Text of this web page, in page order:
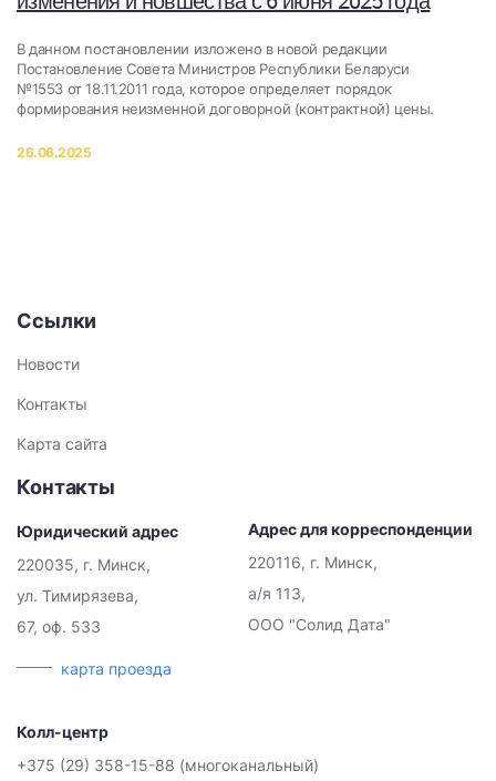
В данном постановлении изложено в новой редакции
Постановление Совета Министров Республики Беларуси
№1553 от 18.11.2011 года, которое определяет порядок
формирования неизменной договорной (контрактной) цены.
26.06.2025
Ссылки
Новости
Контакты
Карта сайта
Контакты
Юридический адрес
220035, г. Минск,
ул. Тимирязева,
67, оф. 533
карта проезда
Адрес для корреспонденции
220116, г. Минск,
а/я 113,
ООО "Солид Дата"
Колл-центр
+375 (29) 358-15-88 (многоканальный)